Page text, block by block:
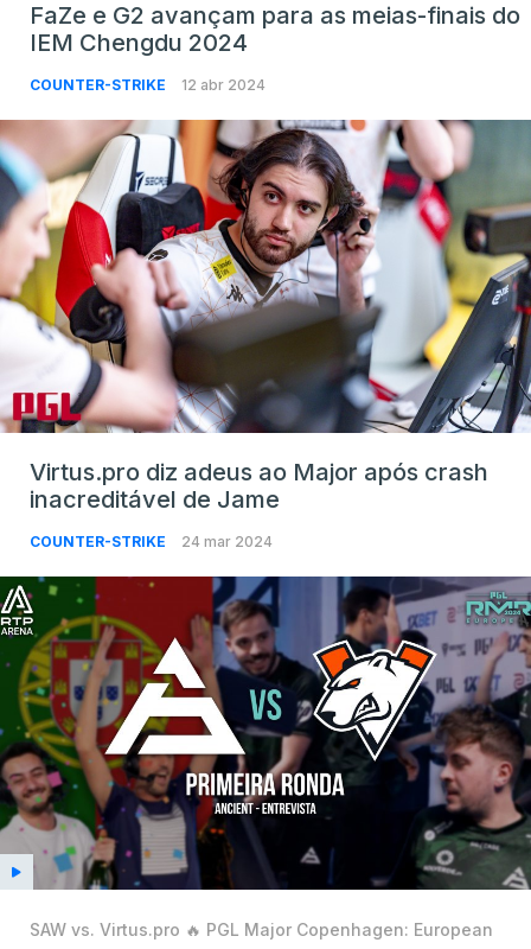
FaZe e G2 avançam para as meias-finais do
IEM Chengdu 2024
COUNTER-STRIKE 12 abr 2024
Virtus.pro diz adeus ao Major após crash
inacreditável de Jame
COUNTER-STRIKE 24 mar 2024
SAW vs. Virtus.pro 🔥 PGL Major Copenhagen: European